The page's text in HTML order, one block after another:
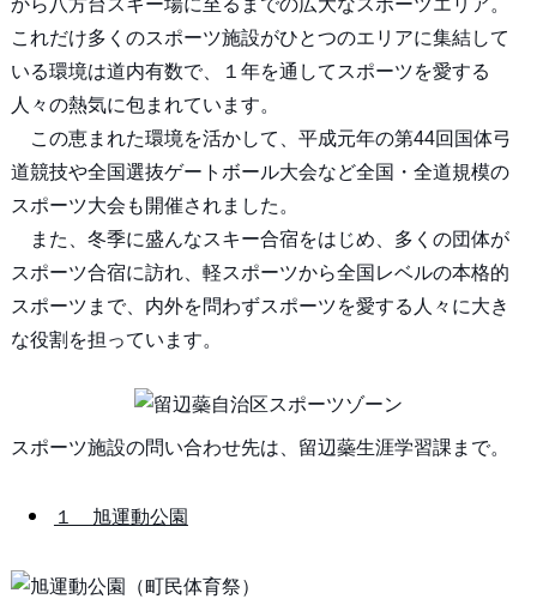
から八方台スキー場に至るまでの広大なスポーツエリア。
これだけ多くのスポーツ施設がひとつのエリアに集結して
いる環境は道内有数で、１年を通してスポーツを愛する
人々の熱気に包まれています。
この恵まれた環境を活かして、平成元年の第44回国体弓
道競技や全国選抜ゲートボール大会など全国・全道規模の
スポーツ大会も開催されました。
また、冬季に盛んなスキー合宿をはじめ、多くの団体が
スポーツ合宿に訪れ、軽スポーツから全国レベルの本格的
スポーツまで、内外を問わずスポーツを愛する人々に大き
な役割を担っています。
スポーツ施設の問い合わせ先は、留辺蘂生涯学習課まで。
１ 旭運動公園